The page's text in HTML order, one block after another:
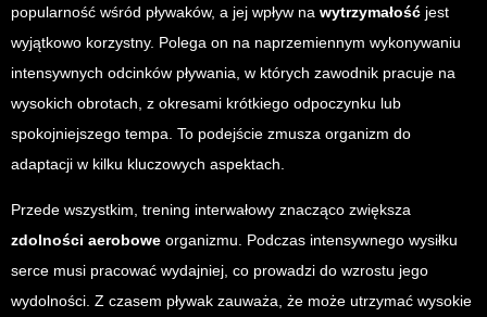
popularność wśród pływaków, a jej wpływ na wytrzymałość jest
wyjątkowo korzystny. Polega on na naprzemiennym wykonywaniu
intensywnych odcinków pływania, w których zawodnik pracuje na
wysokich obrotach, z okresami krótkiego odpoczynku lub
spokojniejszego tempa. To podejście zmusza organizm do
adaptacji w kilku kluczowych aspektach.
Przede wszystkim, trening interwałowy znacząco zwiększa
zdolności aerobowe organizmu. Podczas intensywnego wysiłku
serce musi pracować wydajniej, co prowadzi do wzrostu jego
wydolności. Z czasem pływak zauważa, że może utrzymać wysokie